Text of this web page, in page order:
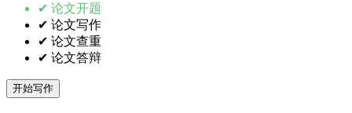
✔ 论文开题
✔ 论文写作
✔ 论文查重
✔ 论文答辩
开始写作